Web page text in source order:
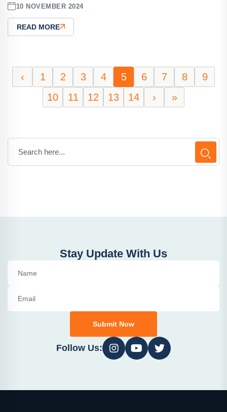
10 NOVEMBER 2024
READ MORE
‹ 1 2 3 4 5 6 7 8
9
10
11 12 13 14 › »
Stay Update With Us
Submit Now
Follow Us: